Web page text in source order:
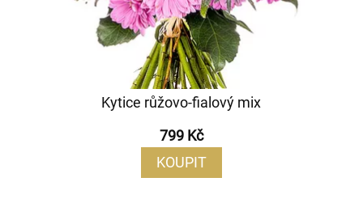
Kytice růžovo-fialový mix
799 Kč
KOUPIT